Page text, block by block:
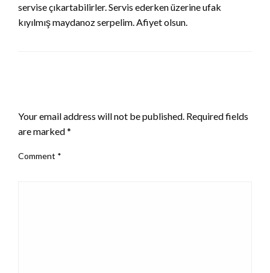
servise çıkartabilirler. Servis ederken üzerine ufak
kıyılmış maydanoz serpelim. Afiyet olsun.
Your email address will not be published. Required fields
are marked*
Comment *